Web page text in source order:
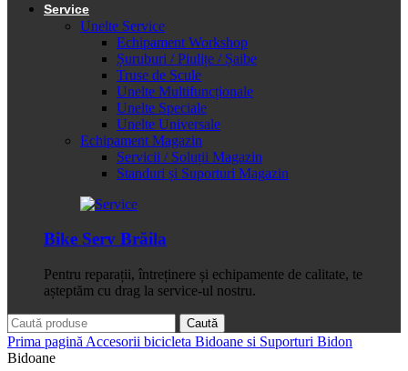
Service
Unelte Service
Echipament Workshop
Șuruburi / Piulițe / Șaibe
Truse de Scule
Unelte Multifuncționale
Unelte Speciale
Unelte Universale
Echipament Magazin
Servicii / Soluții Magazin
Standuri și Suporturi Magazin
Bike Serv Brăila
Pentru reparații, întreținere și echipamente de calitate, te
așteptăm cu drag la service-ul nostru.
Caută
Prima pagină Accesorii bicicleta Bidoane si Suporturi Bidon
Bidoane